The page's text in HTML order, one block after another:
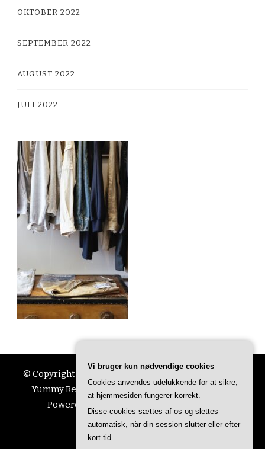
OKTOBER 2022
SEPTEMBER 2022
AUGUST 2022
JULI 2022
© Copyright 2026 Ting Til Livet
. All Rights Reserved.
Yummy Recipe | Developed By
Powered by
Vi bruger kun nødvendige cookies
Cookies anvendes udelukkende for at sikre,
at hjemmesiden fungerer korrekt.
Disse cookies sættes af os og slettes
automatisk, når din session slutter eller efter
kort tid.